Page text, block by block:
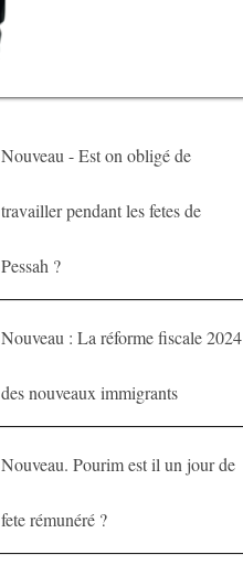
Nouveau - Est on obligé de
travailler pendant les fetes de
Pessah ?
Nouveau : La réforme fiscale 2024
des nouveaux immigrants
Nouveau. Pourim est il un jour de
fete rémunéré ?